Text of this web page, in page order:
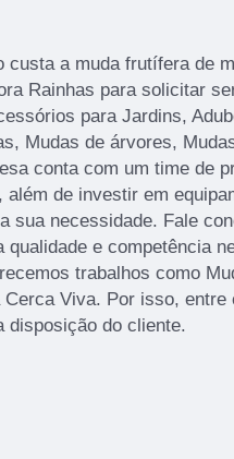
custa a muda frutífera de
Rainhas para solicitar
para Jardins,
Mudas de árvores,
conta com um time de
de investir em
sua necessidade. Fale
qualidade e competência
trabalhos como
Viva. Por isso, entre
disposição do cliente.